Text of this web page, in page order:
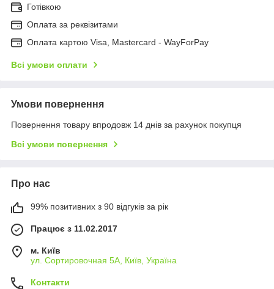
Готівкою
Оплата за реквізитами
Оплата картою Visa, Mastercard - WayForPay
Всі умови оплати
Умови повернення
Повернення товару впродовж 14 днів за рахунок покупця
Всі умови повернення
Про нас
99% позитивних з 90 відгуків за рік
Працює з 11.02.2017
м. Київ
ул. Сортировочная 5А, Київ, Україна
Контакти